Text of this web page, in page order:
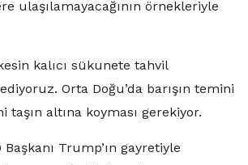
ulaşılamayacağının örnekleriyle
kalıcı sükunete tahvil
Orta Doğu’da barışın temini
taşın altına koyması gerekiyor.
Trump’ın gayretiyle